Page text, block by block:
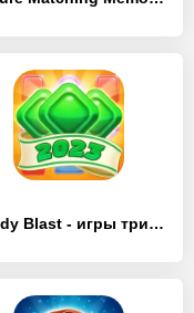
Candy Blast - игры три в ряд - [MOD Много денег]